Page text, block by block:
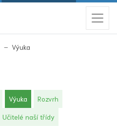
Výuka
Výuka(aktuální)
Rozvrh
Učitelé naší třídy